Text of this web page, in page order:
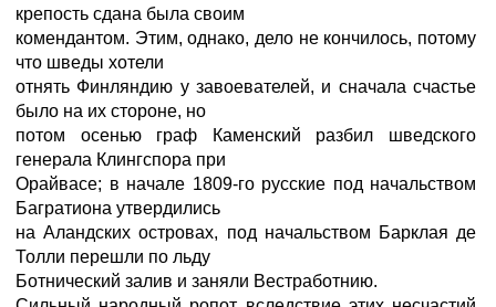
крепость сдана была своим
комендантом. Этим, однако, дело не кончилось, потому
что шведы хотели
отнять Финляндию у завоевателей, и сначала счастье
было на их стороне, но
потом осенью граф Каменский разбил шведского
генерала Клингспора при
Орайвасе; в начале 1809-го русские под начальством
Багратиона утвердились
на Аландских островах, под начальством Барклая де
Толли перешли по льду
Ботнический залив и заняли Вестработнию.